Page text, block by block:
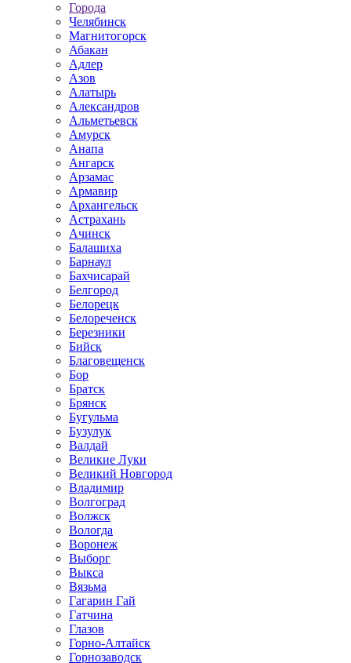
Города
Челябинск
Магнитогорск
Абакан
Адлер
Азов
Алатырь
Александров
Альметьевск
Амурск
Анапа
Ангарск
Арзамас
Армавир
Архангельск
Астрахань
Ачинск
Балашиха
Барнаул
Бахчисарай
Белгород
Белорецк
Белореченск
Березники
Бийск
Благовещенск
Бор
Братск
Брянск
Бугульма
Бузулук
Валдай
Великие Луки
Великий Новгород
Владимир
Волгоград
Волжск
Вологда
Воронеж
Выборг
Выкса
Вязьма
Гагарин Гай
Гатчина
Глазов
Горно-Алтайск
Горнозаводск